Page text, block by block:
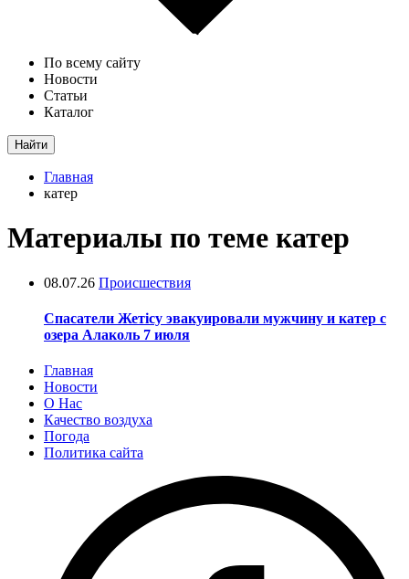
По всему сайту
Новости
Статьи
Каталог
Найти
Главная
катер
Материалы по теме катер
08.07.26 Происшествия
Спасатели Жетісу эвакуировали мужчину и катер с
озера Алаколь 7 июля
Главная
Новости
О Нас
Качество воздуха
Погода
Политика сайта